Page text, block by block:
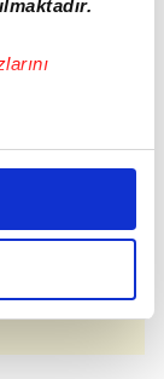
yaparken
sunmak
adına
noktada,
tek gelir